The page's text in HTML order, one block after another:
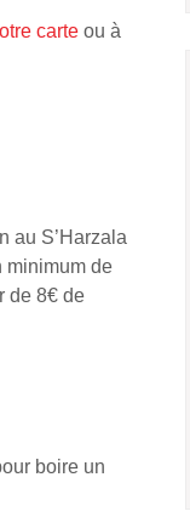
carte ou à
au S’Harzala
minimum de
de 8€ de
boire un